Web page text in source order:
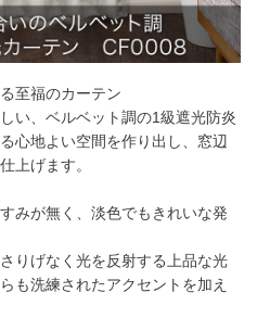
円 31,680円 42,240円
37,290円 49,720
円 43,230円
場合は生地に幅継ぎが入りま
至福のカーテン
い、ベルベット調の1級遮光防炎
心地よい空間を作り出し、窓辺
上げます。
みが無く、淡色でもきれいな発
りげなく光を反射する上品な光
も洗練されたアクセントを加え